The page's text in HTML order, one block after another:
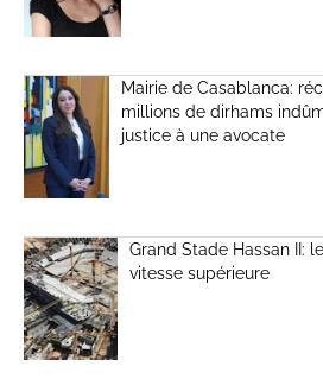
Mairie de Casablanca:
millions de dirhams
justice à une avocate
Grand Stade Hassan II:
vitesse supérieure